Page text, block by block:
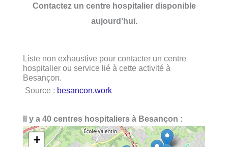
Contactez un centre hospitalier disponible
aujourd’hui.
Liste non exhaustive pour contacter un centre
hospitalier ou service lié à cette activité à
Besançon.
Source : besancon.work
Il y a 40 centres hospitaliers à Besançon :
+